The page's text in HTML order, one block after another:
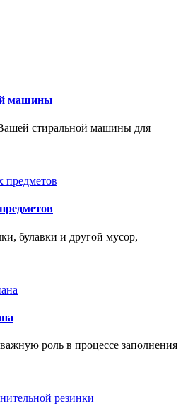
машины
стиральной машины для
булавки и другой мусор,
роль в процессе заполнения